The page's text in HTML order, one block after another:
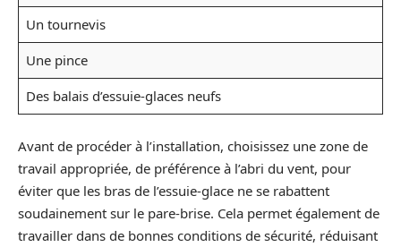
Un tournevis
Une pince
Des balais d’essuie-glaces neufs
Avant de procéder à l’installation, choisissez une zone de
travail appropriée, de préférence à l’abri du vent, pour
éviter que les bras de l’essuie-glace ne se rabattent
soudainement sur le pare-brise. Cela permet également de
travailler dans de bonnes conditions de sécurité, réduisant